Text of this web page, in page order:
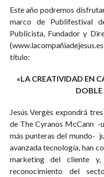
Este año podremos
marco de Publifestival
Publicista, Fundador y
título:
«LA CREATIVIDAD EN
DOBLE
Jesús Vergès expondrá
de The Cyranos McCann -
más punteras del mundo-
avanzada tecnología, han
marketing del cliente
reconocimiento del